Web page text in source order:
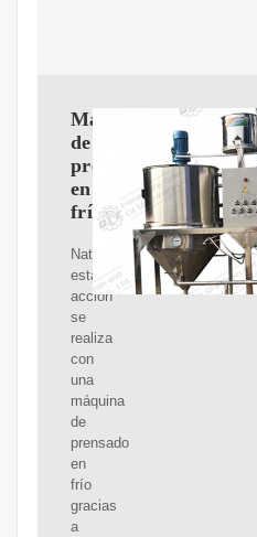
Máquina
de
prensado
en
frío
Naturalmente,
esta
acción
se
realiza
con
una
máquina
de
prensado
en
frío
gracias
a